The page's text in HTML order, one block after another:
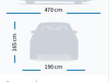
470 cm
190 cm
165
cm